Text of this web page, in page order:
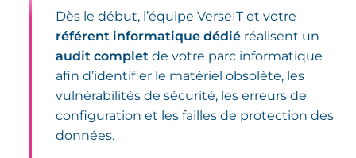
Dès le début, l’équipe VerseIT et votre
référent informatique dédié réalisent un
audit complet de votre parc informatique
afin d’identifier le matériel obsolète, les
vulnérabilités de sécurité, les erreurs de
configuration et les failles de protection des
données.